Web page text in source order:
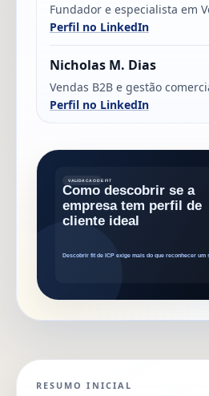
Fundador e especialista em
Perfil no LinkedIn
Nicholas M. Dias
Vendas B2B e gestão
Perfil no LinkedIn
RESUMO INICIAL